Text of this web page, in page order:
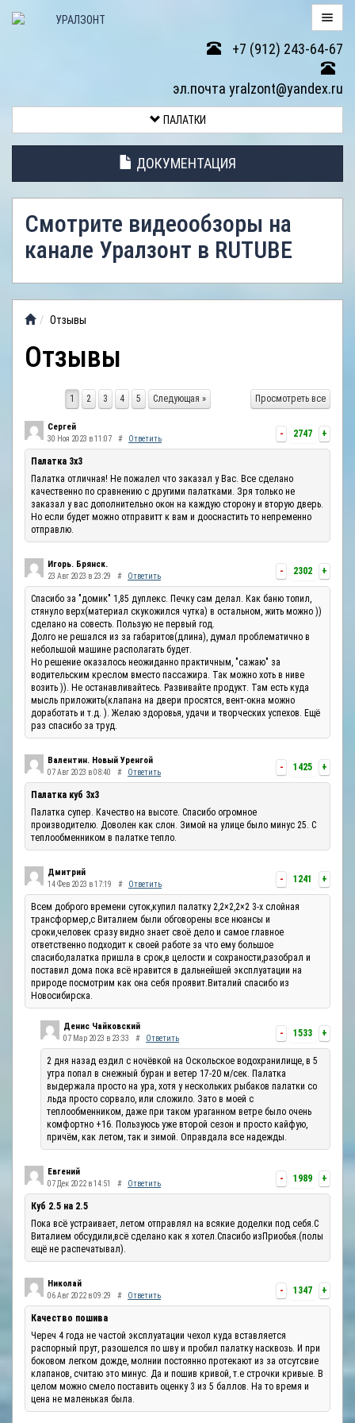
+7 (912) 243-64-67
эл.почта yralzont@yandex.ru
ТОВАРА
ПАЛАТОК
АНТИДОЖДЕВЫЕ
ТЕНТЫ
ВИДЕООБЗОР
ОТЗЫВЫ
ПАЛАТКИ
ДОКУМЕНТАЦИЯ
Смотрите видеообзоры на
канале Уралзонт в RUTUBE
Отзывы
Отзывы
Просмотреть все
1 2 3 4 5 Следующая »
- 2747 +
Сергей
30 Ноя 2023 в 11:07 # Ответить
Палатка 3х3
Палатка отличная! Не пожалел что заказал у Вас. Все сделано
качественно по сравнению с другими палатками. Зря только не
заказал у вас дополнительно окон на каждую сторону и вторую дверь.
Но если будет можно отправитт к вам и дооснастить то непременно
отправлю.
- 2302 +
Игорь. Брянск.
23 Авг 2023 в 23:29 # Ответить
Спасибо за "домик" 1,85 дуплекс. Печку сам делал. Как баню топил,
стянуло верх(материал скукожился чутка) в остальном, жить можно ))
сделано на совесть. Пользую не первый год.
Долго не решался из за габаритов(длина), думал проблематично в
небольшой машине располагать будет.
Но решение оказалось неожиданно практичным, "сажаю" за
водительским креслом вместо пассажира. Так можно хоть в ниве
возить )). Не останавливайтесь. Развивайте продукт. Там есть куда
мысль приложить(клапана на двери просятся, вент-окна можно
доработать и т.д. ). Желаю здоровья, удачи и творческих успехов. Ещё
раз спасибо за труд.
- 1425 +
Валентин. Новый Уренгой
07 Авг 2023 в 08:40 # Ответить
Палатка куб 3х3
Палатка супер. Качество на высоте. Спасибо огромное
производителю. Доволен как слон. Зимой на улице было минус 25. С
теплообменником в палатке тепло.
- 1241 +
Дмитрий
14 Фев 2023 в 17:19 # Ответить
Всем доброго времени суток,купил палатку 2,2×2,2×2 3-х слойная
трансформер,с Виталием были обговорены все нюансы и
сроки,человек сразу видно знает своё дело и самое главное
ответственно подходит к своей работе за что ему большое
спасибо,палатка пришла в срок,в целости и сохраности,разобрал и
поставил дома пока всё нравится в дальнейшей эксплуатации на
природе посмотрим как она себя проявит.Виталий спасибо из
Новосибирска.
- 1533 +
Денис Чайковский
07 Мар 2023 в 23:33 # Ответить
2 дня назад ездил с ночёвкой на Оскольское водохранилище, в 5
утра попал в снежный буран и ветер 17-20 м/сек. Палатка
выдержала просто на ура, хотя у нескольких рыбаков палатки со
льда просто сорвало, или сложило. Зато в моей с
теплообменником, даже при таком ураганном ветре было очень
комфортно +16. Пользуюсь уже второй сезон и просто кайфую,
причём, как летом, так и зимой. Оправдала все надежды.
- 1989 +
Евгений
07 Дек 2022 в 14:51 # Ответить
Куб 2.5 на 2.5
Пока всё устраивает, летом отправлял на всякие доделки под себя.С
Виталием обсудили,всё сделано как я хотел.Спасибо изПриобья.(полы
ещё не распечатывал).
- 1347 +
Николай
06 Авг 2022 в 09:29 # Ответить
Качество пошива
Череч 4 года не частой эксплуатации чехол куда вставляется
распорный прут, разошелся по шву и пробил палатку насквозь. И при
боковом легком дожде, молнии постоянно протекают из за отсутсвие
клапанов, считаю это минус. Да и пошив кривой, т.е строчки кривые. В
целом можно смело поставить оценку 3 из 5 баллов. На то время и
цена не маленькая была.